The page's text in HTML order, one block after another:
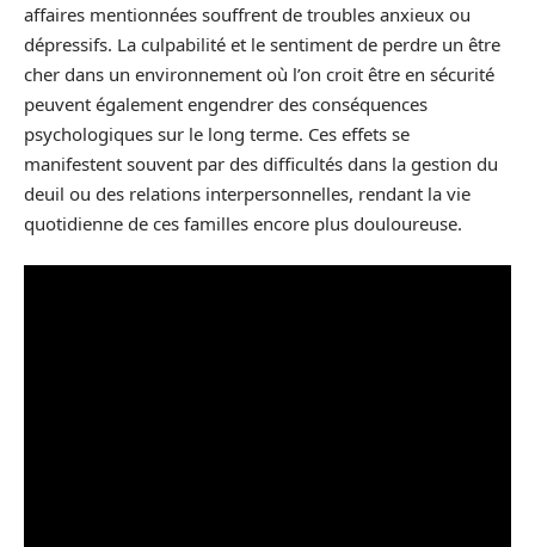
affaires mentionnées souffrent de troubles anxieux ou
dépressifs. La culpabilité et le sentiment de perdre un être
cher dans un environnement où l’on croit être en sécurité
peuvent également engendrer des conséquences
psychologiques sur le long terme. Ces effets se
manifestent souvent par des difficultés dans la gestion du
deuil ou des relations interpersonnelles, rendant la vie
quotidienne de ces familles encore plus douloureuse.